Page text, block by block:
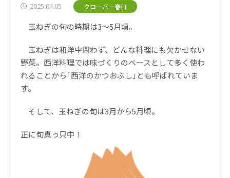
2025.04.05 クローバー春日
玉ねぎの旬の時期は3～5月頃。
玉ねぎは和洋中問わず、どんな料理にも欠かせない
野菜。西洋料理では味づくりのベースとして多く使わ
れることから｢西洋のかつおぶし｣とも呼ばれていま
す。
そして、玉ねぎの旬は3月から5月頃。
正に旬真っ只中！